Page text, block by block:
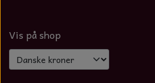
Vis på shop